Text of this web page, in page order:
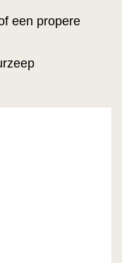
een propere